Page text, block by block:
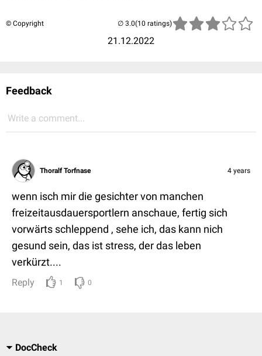
© Copyright
21.12.2022
(10 ratings)
Feedback
Write a comment...
Thoralf Torfnase 4 years
wenn isch mir die gesichter von manchen
freizeitausdauersportlern anschaue, fertig sich
vorwärts schleppend , sehe ich, das kann nich
gesund sein, das ist stress, der das leben
verkürzt....
Reply 1 0
DocCheck